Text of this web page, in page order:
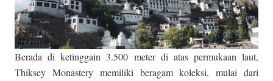
Berada di ketinggain 3.500 meter di atas permukaan laut,
Thiksey Monastery memiliki beragam koleksi, mulai dari